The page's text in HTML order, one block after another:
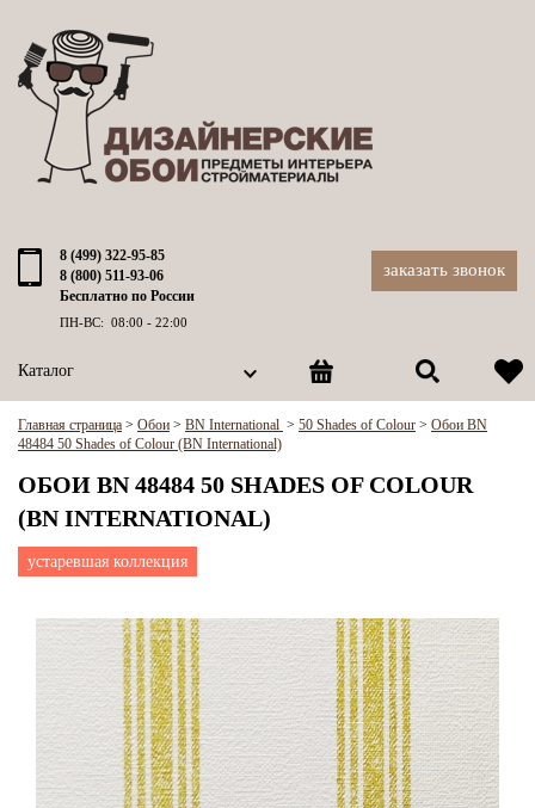
8 (499) 322-95-85
8 (800) 511-93-06
Бесплатно по России
ПН-ВС: 08:00 - 22:00
заказать звонок
Каталог
Главная страница > Обои > BN International > 50 Shades of Colour > Обои BN
48484 50 Shades of Colour (BN International)
ОБОИ BN 48484 50 SHADES OF COLOUR
(BN INTERNATIONAL)
устаревшая коллекция